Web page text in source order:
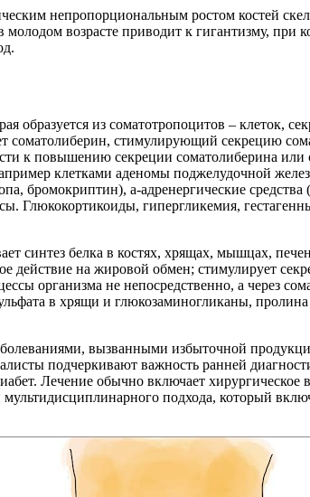
непропорциональным ростом костей
возрасте приводит к гигантизму, при
образуется из соматотропоцитов – клеток,
стимулирующий секрецию
к повышению секреции соматолиберина
клетками аденомы поджелудочной
бромокриптин), а-адренергические
Глюкокортикоиды, гипергликемия,
синтез белка в костях, хрящах, мышцах,
действие на жировой обмен; стимулирует
организма не непосредственно, а через
в хрящи и глюкозаминогликаны,
вызванными избыточной
подчеркивают важность ранней
Лечение обычно включает хирургическое
подхода, который